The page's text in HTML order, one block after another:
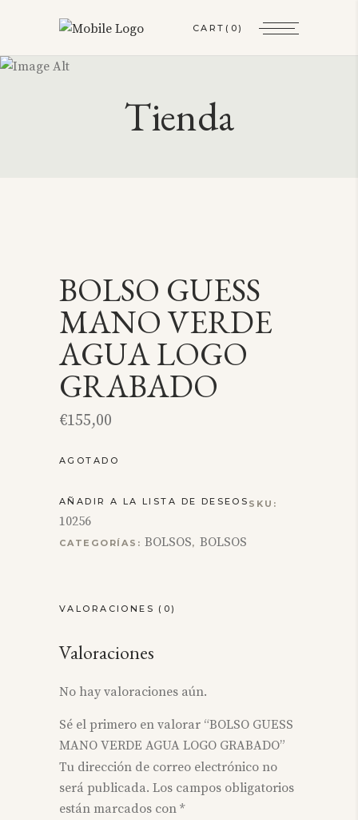
CART (0)
Tienda
BOLSO GUESS
MANO VERDE
AGUA LOGO
GRABADO
€155,00
AGOTADO
AÑADIR A LA LISTA DE DESEOS SKU:
10256
CATEGORÍAS:BOLSOS, BOLSOS
VALORACIONES (0)
Valoraciones
No hay valoraciones aún.
Sé el primero en valorar “BOLSO GUESS
MANO VERDE AGUA LOGO GRABADO”
Tu dirección de correo electrónico no
será publicada. Los campos obligatorios
están marcados con *